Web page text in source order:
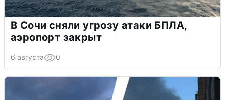
В Сочи сняли угрозу атаки БПЛА,
аэропорт закрыт
6 августа 0